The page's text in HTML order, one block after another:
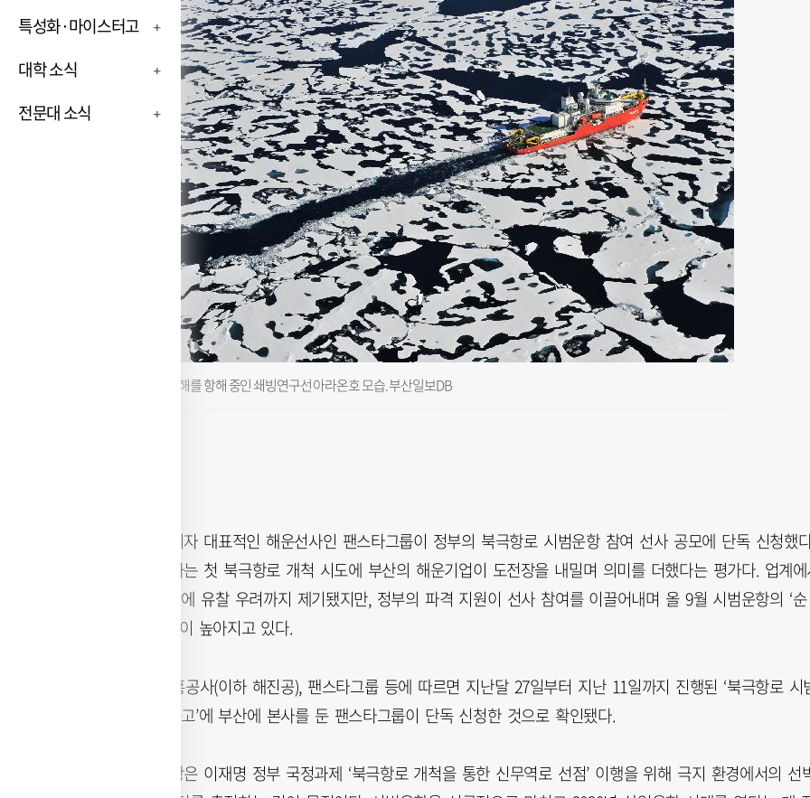
특성화·마이스터고
대학 소식
전문대 소식
북극해를 항해 중인 쇄빙연구선 아라온호 모습. 부산일보DB
부산의 향토기업이자 대표적인 해운선사인 팬스타그룹이 정부의 북극항로 시범운항 참여 선사 공모에 단독 신청했
부산항에서 출발하는 첫 북극항로 개척 시도에 부산의 해운기업이 도전장을 내밀며 의미를 더했다는 평가다. 업계에
는 낮은 사업성 탓에 유찰 우려까지 제기됐지만, 정부의 파격 지원이 선사 참여를 이끌어내며 올 9월 시범운항의 ‘순
항’에 대한 기대감이 높아지고 있다.
13일 한국해양진흥공사(이하 해진공), 팬스타그룹 등에 따르면 지난달 27일부터 지난 11일까지 진행된 ‘북극항로 시
운항 선사 선정 공고’에 부산에 본사를 둔 팬스타그룹이 단독 신청한 것으로 확인됐다.
북극항로 시범운항은 이재명 정부 국정과제 ‘북극항로 개척을 통한 신무역로 선점’ 이행을 위해 극지 환경에서의 선